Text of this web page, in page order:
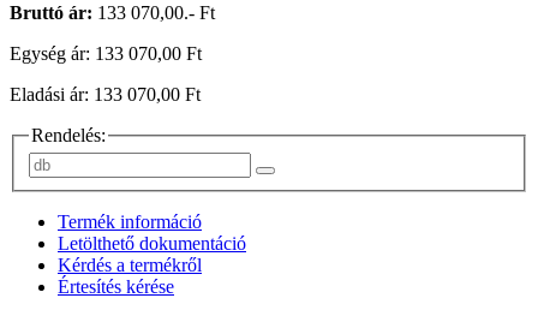
Bruttó ár: 133 070,00.- Ft
Egység ár: 133 070,00 Ft
Eladási ár: 133 070,00 Ft
Rendelés:
Termék információ
Letölthető dokumentáció
Kérdés a termékről
Értesítés kérése